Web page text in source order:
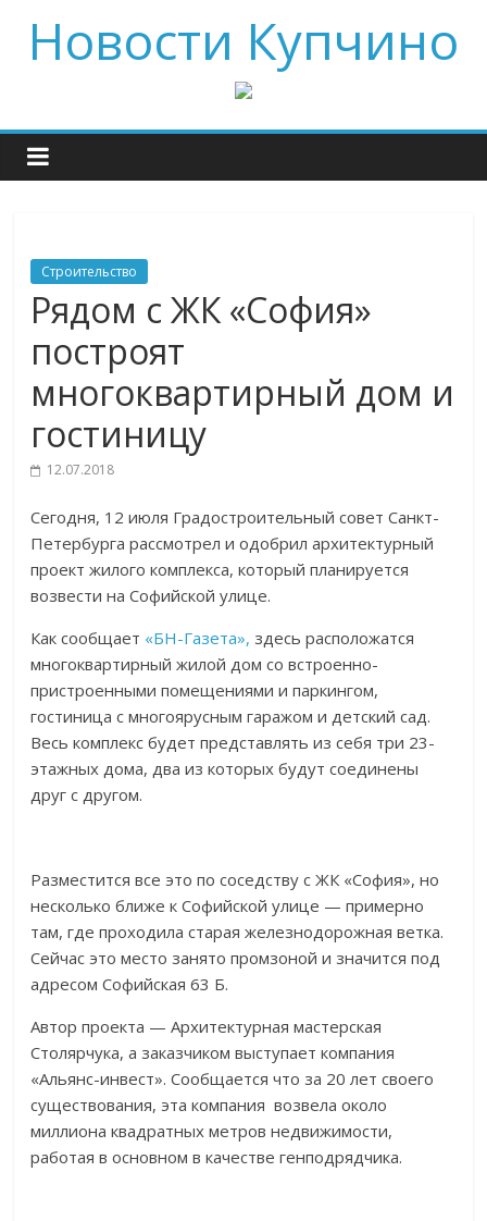
Новости Купчино
Строительство
Рядом с ЖК «София»
построят
многоквартирный дом и
гостиницу
12.07.2018
Сегодня, 12 июля Градостроительный совет Санкт-
Петербурга рассмотрел и одобрил архитектурный
проект жилого комплекса, который планируется
возвести на Софийской улице.
Как сообщает «БН-Газета», здесь расположатся
многоквартирный жилой дом со встроенно-
пристроенными помещениями и паркингом,
гостиница с многоярусным гаражом и детский сад.
Весь комплекс будет представлять из себя три 23-
этажных дома, два из которых будут соединены
друг с другом.
Разместится все это по соседству с ЖК «София», но
несколько ближе к Софийской улице — примерно
там, где проходила старая железнодорожная ветка.
Сейчас это место занято промзоной и значится под
адресом Софийская 63 Б.
Автор проекта — Архитектурная мастерская
Столярчука, а заказчиком выступает компания
«Альянс-инвест». Сообщается что за 20 лет своего
существования, эта компания возвела около
миллиона квадратных метров недвижимости,
работая в основном в качестве генподрядчика.